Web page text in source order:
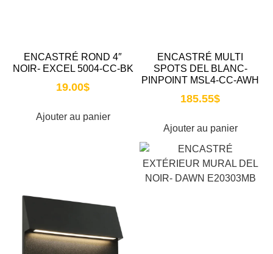
ENCASTRÉ ROND 4″
NOIR- EXCEL 5004-CC-BK
19.00$
Ajouter au panier
ENCASTRÉ MULTI
SPOTS DEL BLANC-
PINPOINT MSL4-CC-AWH
185.55$
Ajouter au panier